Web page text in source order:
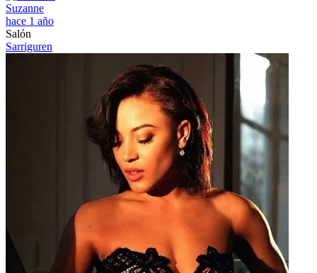
Suzanne
hace 1 año
Salón
Sarriguren